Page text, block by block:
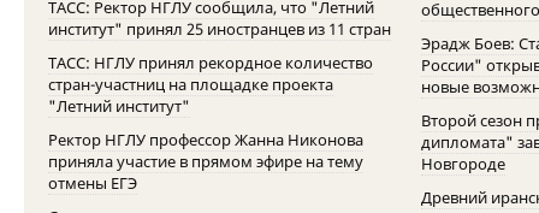
ТАСС: Ректор НГЛУ сообщила, что "Летний
институт" принял 25 иностранцев из 11 стран
ТАСС: НГЛУ принял рекордное количество
стран-участниц на площадке проекта
"Летний институт"
Ректор НГЛУ профессор Жанна Никонова
приняла участие в прямом эфире на тему
отмены ЕГЭ
Эрадж Боев:
России"
новые
Второй сезон
дипломата"
Новгороде
Древний